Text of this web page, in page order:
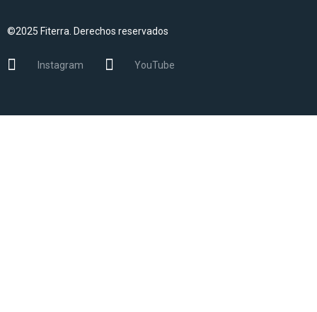
©2025 Fiterra. Derechos reservados
Instagram YouTube